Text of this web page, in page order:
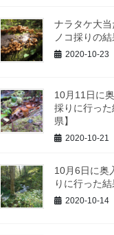
ナラタケ大
ノコ採りの
2020-10-23
10月11日に
採りに行っ
県】
2020-10-21
10月6日に奥
りに行った
2020-10-14